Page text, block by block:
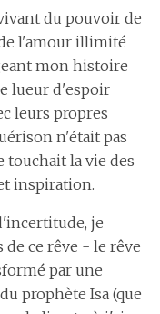
du pouvoir de
l'amour illimité
mon histoire
lueur d'espoir
leurs propres
n'était pas
touchait la vie des
inspiration.
je
de ce rêve - le rêve
par une
prophète Isa (que